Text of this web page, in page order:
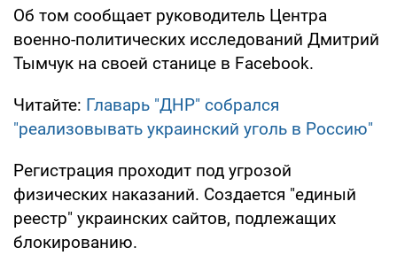
Об том сообщает руководитель Центра
военно-политических исследований Дмитрий
Тымчук на своей станице в Facebook.
Читайте: Главарь "ДНР" собрался
"реализовывать украинский уголь в Россию"
Регистрация проходит под угрозой
физических наказаний. Создается "единый
реестр" украинских сайтов, подлежащих
блокированию.